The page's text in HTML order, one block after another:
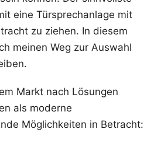
eine Türsprechanlage mit
zu ziehen. In diesem
meinen Weg zur Auswahl
Markt nach Lösungen
als moderne
Möglichkeiten in Betracht: